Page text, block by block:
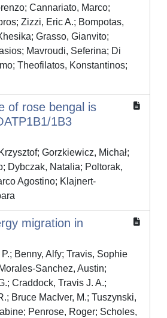
Cannariato, Marco;
Zizzi, Eric A.; Bompotas,
Grasso, Gianvito;
Mavroudi, Seferina; Di
Theofilatos, Konstantinos;
of rose bengal is
1B3
Gorzkiewicz, Michał;
Dybczak, Natalia; Poltorak,
Agostino; Klajnert-
migration in
Benny, Alfy; Travis, Sophie
Sanchez, Austin;
Craddock, Travis J. A.;
Bruce MacIver, M.; Tuszynski,
Penrose, Roger; Scholes,